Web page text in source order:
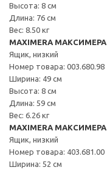
Высота: 8 см
Длина: 76 см
Вес: 8.50 кг
MAXIMERA МАКСИМЕРА
Ящик, низкий
Номер товара: 003.680.98
Ширина: 49 см
Высота: 8 см
Длина: 59 см
Вес: 6.26 кг
MAXIMERA МАКСИМЕРА
Ящик, низкий
Номер товара: 403.681.00
Ширина: 52 см